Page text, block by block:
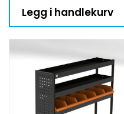
Legg i handlekurv